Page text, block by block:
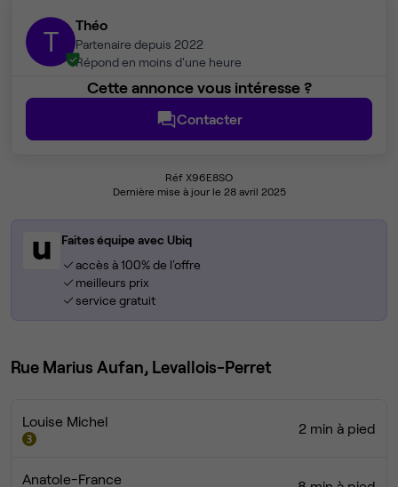
T Théo
Partenaire depuis 2022
Répond en moins d'une heure
Cette annonce vous intéresse ?
Contacter
Réf X96E8SO
Dernière mise à jour le 28 avril 2025
Faites équipe avec Ubiq
accès à 100% de l'offre
meilleurs prix
service gratuit
Rue Marius Aufan, Levallois-Perret
Louise Michel 2 min à pied
Anatole-France